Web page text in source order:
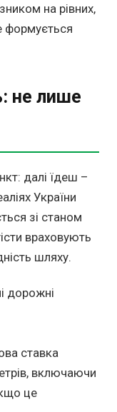
на рівних,
формується
не лише
далі їдеш –
України
зі станом
враховують
шляху.
дорожні
ставка
включаючи
це